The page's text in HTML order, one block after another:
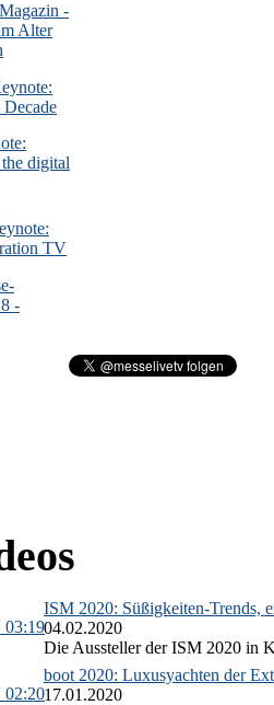
-
Alter
digital
TV
-
03:19
ISM 2020: Süßigkeiten-Trends,
04.02.2020
Die Aussteller der ISM 2020 in
02:20
boot 2020: Luxusyachten der
17.01.2020